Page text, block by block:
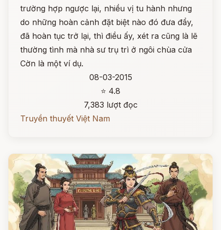
trường hợp ngược lại, nhiều vị tu hành nhưng
do những hoàn cảnh đặt biệt nào đó đưa đẩy,
đã hoàn tục trở lại, thì điều ấy, xét ra cũng là lẽ
thường tình mà nhà sư trụ trì ở ngôi chùa cửa
Cờn là một ví dụ.
08-03-2015
⭐ 4.8
7,383 lượt đọc
Truyền thuyết Việt Nam